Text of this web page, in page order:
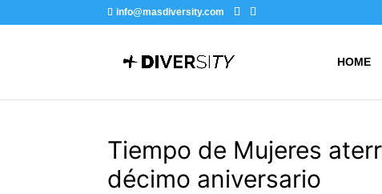
info@masdiversity.com
HOME
Tiempo de Mujeres
décimo aniversario